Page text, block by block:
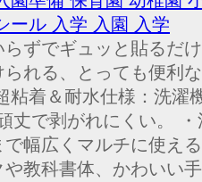
ール 入学 入園 入学
らずでギュッと貼るだ
られる、とっても便利
粘着＆耐水仕様：洗濯
丈で剥がれにくい。
で幅広くマルチに使え
や教科書体、かわいい